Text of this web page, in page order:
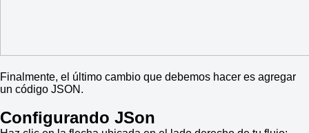
Finalmente, el último cambio que debemos hacer es agregar
un código JSON.
Configurando JSon